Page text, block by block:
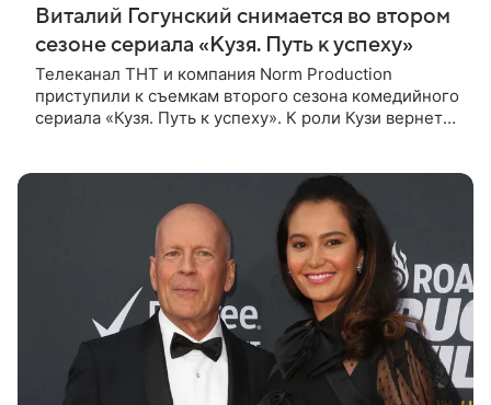
Виталий Гогунский снимается во втором
сезоне сериала «Кузя. Путь к успеху»
Телеканал ТНТ и компания Norm Production
приступили к съемкам второго сезона комедийного
сериала «Кузя. Путь к успеху». К роли Кузи вернется